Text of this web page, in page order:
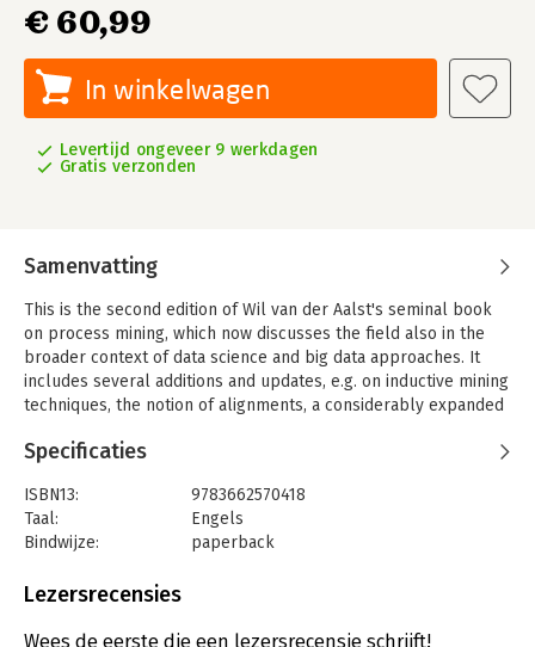
€ 60,99
In winkelwagen
Levertijd ongeveer 9 werkdagen
Gratis verzonden
Samenvatting
This is the second edition of Wil van der Aalst's seminal book
on process mining, which now discusses the field also in the
broader context of data science and big data approaches. It
includes several additions and updates, e.g. on inductive mining
techniques, the notion of alignments, a considerably expanded
process mining in the large. It is self-contained, while at the
process discovery to predictive analytics.
After a general introduction to data science and process mining
in Part I, Part II provides the basics of business process
remainder of the book. Next, Part III focuses on process
Specificaties
ISBN13:
9783662570418
Taal:
Engels
Bindwijze:
paperback
Uitgever:
Hoofdrubriek:
Organisatiekunde
Lezersrecensies
Wees de eerste die een lezersrecensie schrijft!